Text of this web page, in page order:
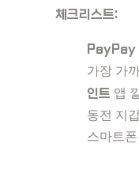
체크리스트:
PayPay
가장 가
인트 앱
동전 지
스마트